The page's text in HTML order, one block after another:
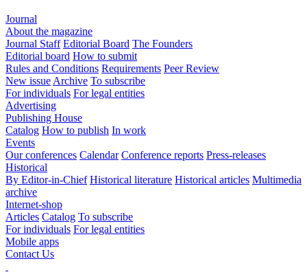
Journal
About the magazine
Journal Staff Editorial Board The Founders
Editorial board How to submit
Rules and Conditions Requirements Peer Review
New issue Archive To subscribe
For individuals For legal entities
Advertising
Publishing House
Catalog How to publish In work
Events
Our conferences Calendar Conference reports Press-releases
Historical
By Editor-in-Chief Historical literature Historical articles Multimedia
archive
Internet-shop
Articles Catalog To subscribe
For individuals For legal entities
Mobile apps
Contact Us